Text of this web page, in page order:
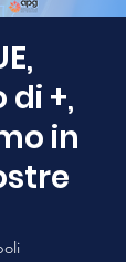
+,
in